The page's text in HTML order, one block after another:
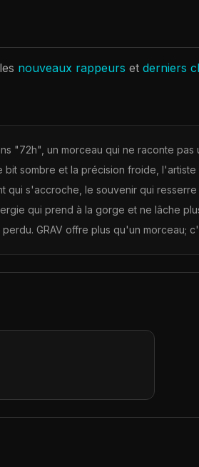
nouveaux rappeurs et derniers
"72h", un morceau qui ne raconte
sombre et la précision froide,
qui s'accroche, le souvenir qui
qui prend à la gorge et ne lâche
GRAV offre plus qu'un morceau;